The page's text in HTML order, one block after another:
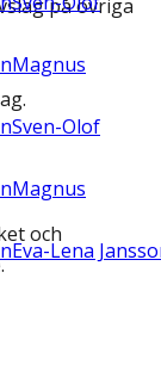
Magnus
Sven-Olof
Magnus
Eva-Lena
på övriga
och